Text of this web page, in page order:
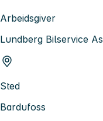
Arbeidsgiver
Lundberg Bilservice As
Sted
Bardufoss